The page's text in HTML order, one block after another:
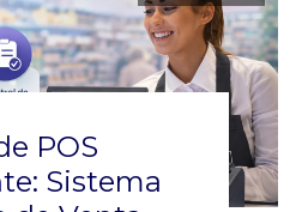
POS
Sistema